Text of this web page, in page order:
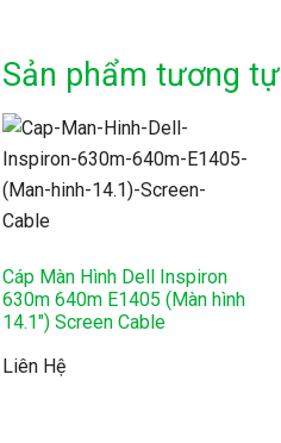
Sản phẩm tương tự
Cáp Màn Hình Dell Inspiron
630m 640m E1405 (Màn hình
14.1″) Screen Cable
Liên Hệ